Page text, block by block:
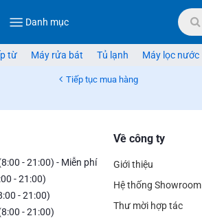
Danh mục
từ Máy rửa bát Tủ lạnh Máy lọc nước
Tiếp tục mua hàng
- 21:00) - Miễn phí
- 21:00)
- 21:00)
- 21:00)
Về công ty
Giới thiệu
Hệ thống Showroom
Thư mời hợp tác